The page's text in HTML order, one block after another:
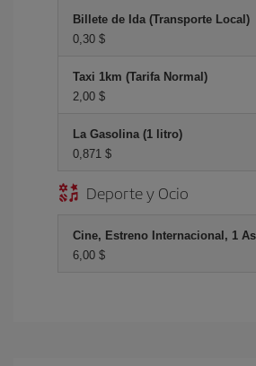
Billete de Ida (Transporte Local)
0,30 $
Taxi 1km (Tarifa Normal)
2,00 $
La Gasolina (1 litro)
0,871 $
Deporte y Ocio
Cine, Estreno Internacional, 1
6,00 $